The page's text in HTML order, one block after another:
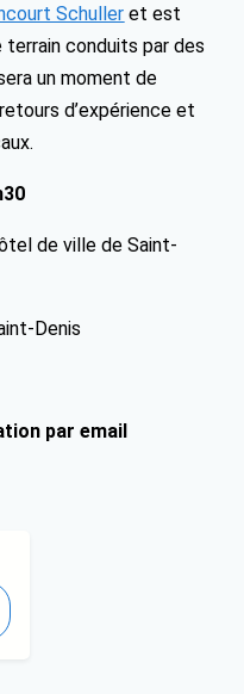
Schuller et est
terrain conduits par des
un moment de
d’expérience et
de ville de Saint-
Denis
par email